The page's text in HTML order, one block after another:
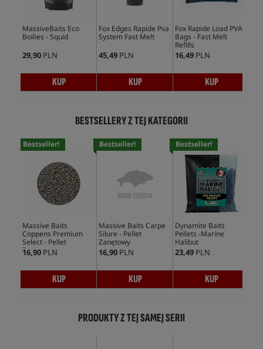
MassiveBaits Eco
Boilies - Squid
29,90 PLN
KUP
Fox Edges Rapide Pva
System Fast Melt
45,49 PLN
KUP
Fox Rapide Load PVA
Bags - Fast Melt
Refills
16,49 PLN
KUP
BESTSELLERY Z TEJ KATEGORII
Bestseller!
Massive Baits
Coppens Premium
Select - Pellet
Zanętowy
16,90 PLN
KUP
Bestseller!
Massive Baits Carpe
Silure - Pellet
Zanętowy
16,90 PLN
KUP
Bestseller!
Dynamite Baits
Pellets -Marine
Halibut
23,49 PLN
KUP
PRODUKTY Z TEJ SAMEJ SERII